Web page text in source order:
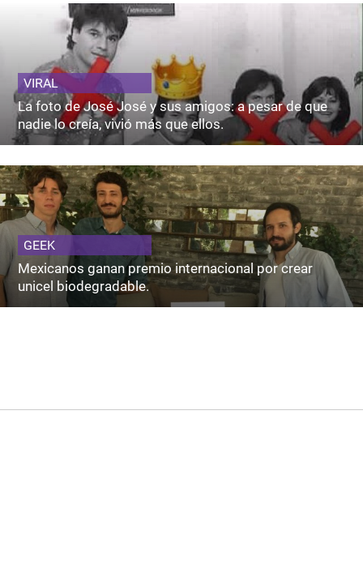
VIRAL
La foto de José José y sus amigos: a pesar de que
nadie lo creía, vivió más que ellos.
GEEK
Mexicanos ganan premio internacional por crear
unicel biodegradable.